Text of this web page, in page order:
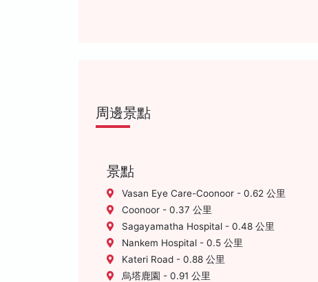
周邊景點
景點
Vasan Eye Care-Coonoor - 0.62 公里
Coonoor - 0.37 公里
Sagayamatha Hospital - 0.48 公里
Nankem Hospital - 0.5 公里
Kateri Road - 0.88 公里
烏塔鹿園 - 0.91 公里